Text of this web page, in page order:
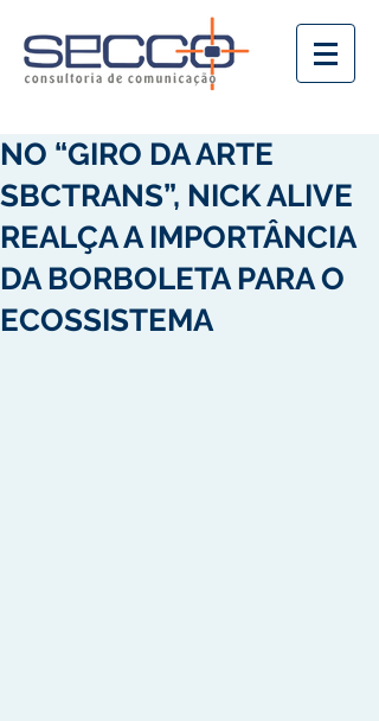
NO “GIRO DA ARTE
SBCTRANS”, NICK ALIVE
REALÇA A IMPORTÂNCIA
DA BORBOLETA PARA O
ECOSSISTEMA